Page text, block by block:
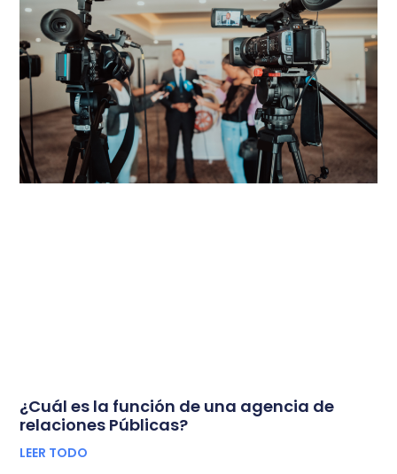
¿Cuál es la función de una agencia de
relaciones Públicas?
LEER TODO